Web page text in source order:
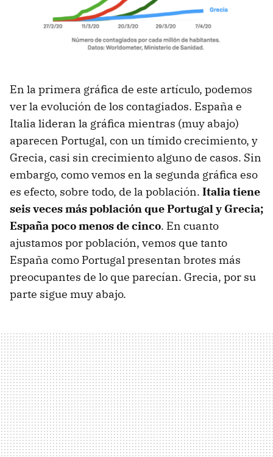
En la primera gráfica de este artículo, podemos
ver la evolución de los contagiados. España e
Italia lideran la gráfica mientras (muy abajo)
aparecen Portugal, con un tímido crecimiento, y
Grecia, casi sin crecimiento alguno de casos. Sin
embargo, como vemos en la segunda gráfica eso
es efecto, sobre todo, de la población. Italia tiene
seis veces más población que Portugal y Grecia;
España poco menos de cinco. En cuanto
ajustamos por población, vemos que tanto
España como Portugal presentan brotes más
preocupantes de lo que parecían. Grecia, por su
parte sigue muy abajo.